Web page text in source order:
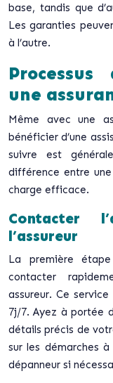
base, tandis que
Les garanties
à l’autre.
une
Même avec une
bénéficier d’une
suivre est
différence entre
charge efficace.
Contacter
l’assureur
La première
contacter
assureur. Ce
7j/7. Ayez à portée
détails précis de
sur les démarches à
dépanneur si